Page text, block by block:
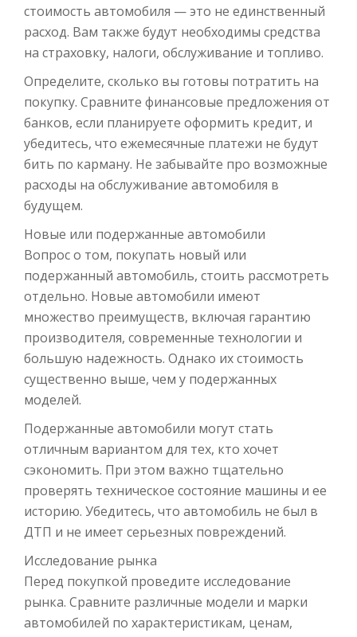
стоимость автомобиля — это не единственный
расход. Вам также будут необходимы средства
на страховку, налоги, обслуживание и топливо.
Определите, сколько вы готовы потратить на
покупку. Сравните финансовые предложения от
банков, если планируете оформить кредит, и
убедитесь, что ежемесячные платежи не будут
бить по карману. Не забывайте про возможные
расходы на обслуживание автомобиля в
будущем.
Новые или подержанные автомобили
Вопрос о том, покупать новый или
подержанный автомобиль, стоить рассмотреть
отдельно. Новые автомобили имеют
множество преимуществ, включая гарантию
производителя, современные технологии и
большую надежность. Однако их стоимость
существенно выше, чем у подержанных
моделей.
Подержанные автомобили могут стать
отличным вариантом для тех, кто хочет
сэкономить. При этом важно тщательно
проверять техническое состояние машины и ее
историю. Убедитесь, что автомобиль не был в
ДТП и не имеет серьезных повреждений.
Исследование рынка
Перед покупкой проведите исследование
рынка. Сравните различные модели и марки
автомобилей по характеристикам, ценам,